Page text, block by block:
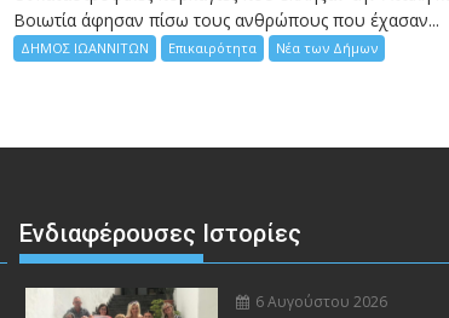
Bοιωτία άφησαν πίσω τους ανθρώπους που έχασαν...
ΔΗΜΟΣ ΙΩΑΝΝΙΤΩΝ Επικαιρότητα Νέα των Δήμων
Ενδιαφέρουσες Ιστορίες
6 Αυγούστου 2026